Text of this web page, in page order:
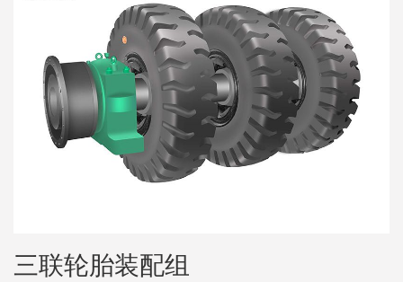
三联轮胎装配组